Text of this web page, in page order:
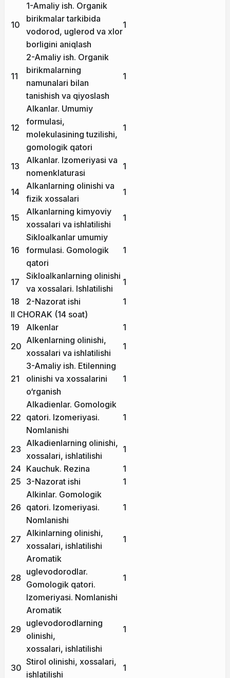
10
1-Amaliy ish. Organik
birikmalar tarkibida
vodorod, uglerod va xlor
borligini aniqlash
1
11
2-Amaliy ish. Organik
birikmalarning
namunalari bilan
tanishish va qiyoslash
1
12
Alkanlar. Umumiy
formulasi,
molekulasining tuzilishi,
gomologik qatori
1
13
Alkanlar. Izomeriyasi va
nomenklaturasi
1
14
Alkanlarning olinishi va
fizik xossalari
1
15
Alkanlarning kimyoviy
xossalari va ishlatilishi
1
16
Sikloalkanlar umumiy
formulasi. Gomologik
qatori
1
17
Sikloalkanlarning olinishi
va xossalari. Ishlatilishi
1
18
2-Nazorat ishi
1
II CHORAK (14 soat)
19
Alkenlar
1
20
Alkenlarning olinishi,
xossalari va ishlatilishi
1
21
3-Amaliy ish. Etilenning
olinishi va xossalarini
o‘rganish
1
22
Alkadienlar. Gomologik
qatori. Izomeriyasi.
Nomlanishi
1
23
Alkadienlarning olinishi,
xossalari, ishlatilishi
1
24 Kauchuk. Rezina
1
25 3-Nazorat ishi 1
26
Alkinlar. Gomologik
qatori. Izomeriyasi.
Nomlanishi
1
27
Alkinlarning olinishi,
xossalari, ishlatilishi
1
28
Aromatik
uglevodorodlar.
Gomologik qatori.
Izomeriyasi. Nomlanishi
1
29
Aromatik
uglevodorodlarning
olinishi,
xossalari, ishlatilishi
1
30
Stirol olinishi, xossalari,
ishlatilishi
1